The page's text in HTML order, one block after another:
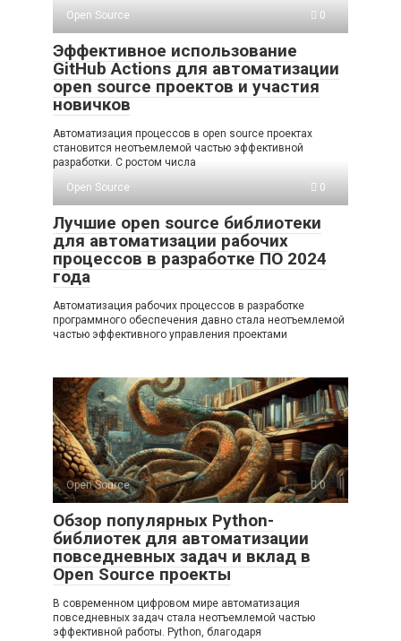
Open Source
0
Эффективное использование
GitHub Actions для автоматизации
open source проектов и участия
новичков
Автоматизация процессов в open source проектах
становится неотъемлемой частью эффективной
разработки. С ростом числа
Open Source
0
Лучшие open source библиотеки
для автоматизации рабочих
процессов в разработке ПО 2024
года
Автоматизация рабочих процессов в разработке
программного обеспечения давно стала неотъемлемой
частью эффективного управления проектами
Open Source 0
Обзор популярных Python-
библиотек для автоматизации
повседневных задач и вклад в
Open Source проекты
В современном цифровом мире автоматизация
повседневных задач стала неотъемлемой частью
эффективной работы. Python, благодаря